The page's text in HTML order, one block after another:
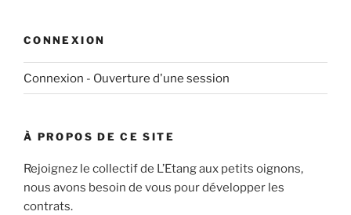
CONNEXION
Connexion - Ouverture d'une session
À PROPOS DE CE SITE
Rejoignez le collectif de L’Etang aux petits oignons,
nous avons besoin de vous pour développer les
contrats.